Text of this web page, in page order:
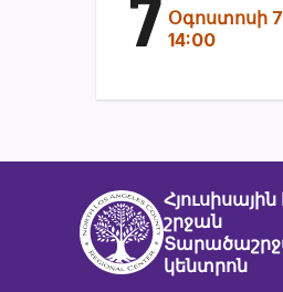
Օգոստոսի
14:00
Հյուսիսային
շրջան
կենտրոն